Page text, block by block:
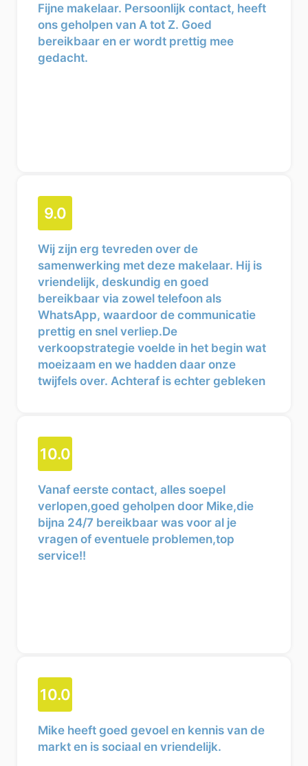
Fijne makelaar. Persoonlijk contact, heeft
ons geholpen van A tot Z. Goed
bereikbaar en er wordt prettig mee
gedacht.
9.0
Wij zijn erg tevreden over de
samenwerking met deze makelaar. Hij is
vriendelijk, deskundig en goed
bereikbaar via zowel telefoon als
WhatsApp, waardoor de communicatie
prettig en snel verliep.De
verkoopstrategie voelde in het begin wat
moeizaam en we hadden daar onze
twijfels over. Achteraf is echter gebleken
terug op het hele verkoopproces en
kunnen deze makelaar zeker
10.0
Vanaf eerste contact, alles soepel
verlopen,goed geholpen door Mike,die
bijna 24/7 bereikbaar was voor al je
vragen of eventuele problemen,top
service!!
10.0
Mike heeft goed gevoel en kennis van de
markt en is sociaal en vriendelijk.